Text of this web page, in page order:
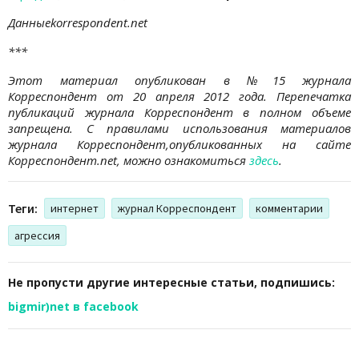
Данныеkorrespondent.net
***
Этот материал опубликован в №15 журнала
Корреспондент от 20 апреля 2012 года. Перепечатка
публикаций журнала Корреспондент в полном объеме
запрещена. С правилами использования материалов
журнала Корреспондент,опубликованных на сайте
Корреспондент.net, можно ознакомиться здесь.
Теги: интернет журнал Корреспондент
комментарии
агрессия
Не пропусти другие интересные статьи, подпишись:
bigmir)net в facebook